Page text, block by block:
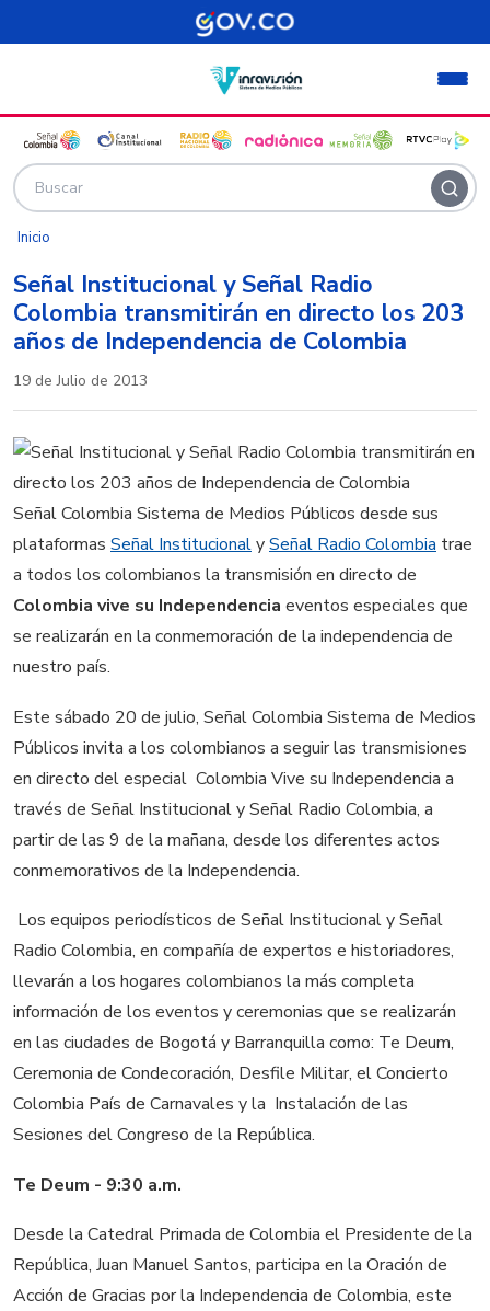
Pasar al contenido principal
Inicio
Señal Institucional y Señal Radio
Colombia transmitirán en directo los 203
años de Independencia de Colombia
19 de Julio de 2013
Señal Colombia Sistema de Medios Públicos desde sus
plataformas Señal InstitucionalySeñal Radio Colombia trae
a todos los colombianos la transmisión en directo de
Colombia vive su Independencia eventos especiales que
se realizarán en la conmemoración de la independencia de
nuestro país.
Este sábado 20 de julio, Señal Colombia Sistema de Medios
Públicos invita a los colombianos a seguir las transmisiones
en directo del especial Colombia Vive su Independencia a
través de Señal Institucional y Señal Radio Colombia, a
partir de las 9 de la mañana, desde los diferentes actos
conmemorativos de la Independencia.
Los equipos periodísticos de Señal Institucional y Señal
Radio Colombia, en compañía de expertos e historiadores,
llevarán a los hogares colombianos la más completa
información de los eventos y ceremonias que se realizarán
en las ciudades de Bogotá y Barranquilla como: Te Deum,
Ceremonia de Condecoración, Desfile Militar, el Concierto
Colombia País de Carnavales y la Instalación de las
Sesiones del Congreso de la República.
Te Deum - 9:30 a.m.
Desde la Catedral Primada de Colombia el Presidente de la
República, Juan Manuel Santos, participa en la Oración de
Acción de Gracias por la Independencia de Colombia, este